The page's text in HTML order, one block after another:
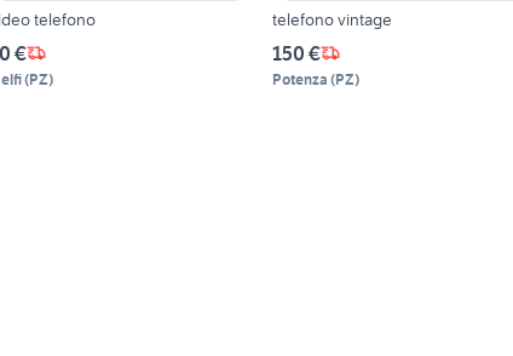
telefono
€
(PZ)
telefono vintage
150 €
Potenza (PZ)